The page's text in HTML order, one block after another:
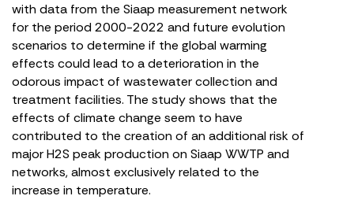
with data from the Siaap measurement network
for the period 2000-2022 and future evolution
scenarios to determine if the global warming
effects could lead to a deterioration in the
odorous impact of wastewater collection and
treatment facilities. The study shows that the
effects of climate change seem to have
contributed to the creation of an additional risk of
major H2S peak production on Siaap WWTP and
networks, almost exclusively related to the
increase in temperature.